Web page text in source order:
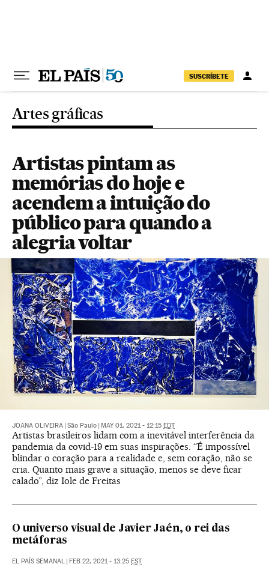
SUSCRÍBETE
Artes gráficas
Artistas pintam as
memórias do hoje e
acendem a intuição do
público para quando a
alegria voltar
JOANA OLIVEIRA São Paulo MAY 01, 2021 - 12:15 EDT
Artistas brasileiros lidam com a inevitável interferência da
pandemia da covid-19 em suas inspirações. “É impossível
blindar o coração para a realidade e, sem coração, não se
cria. Quanto mais grave a situação, menos se deve ficar
calado”, diz Iole de Freitas
O universo visual de Javier Jaén, o rei das
metáforas
EL PAÍS SEMANAL FEB 22, 2021 - 13:25 EST